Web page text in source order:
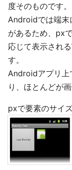
度そのものです
Androidでは端末
があるため、px
応じて表示され
す。
Androidアプリ上
り、ほとんどが
pxで要素のサイ